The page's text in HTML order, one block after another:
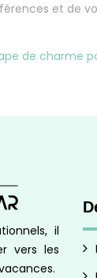
et de
de charme
il
vers les